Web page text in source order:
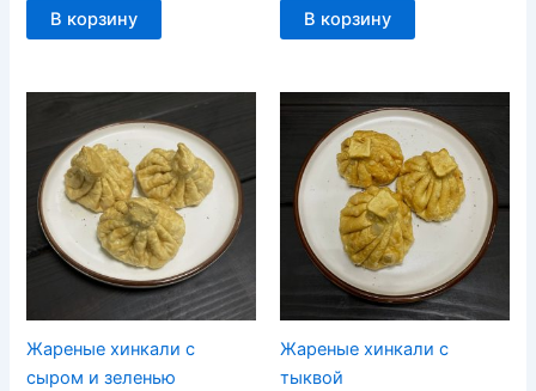
В корзину В корзину
Жареные хинкали с
сыром и зеленью
Жареные хинкали с
тыквой